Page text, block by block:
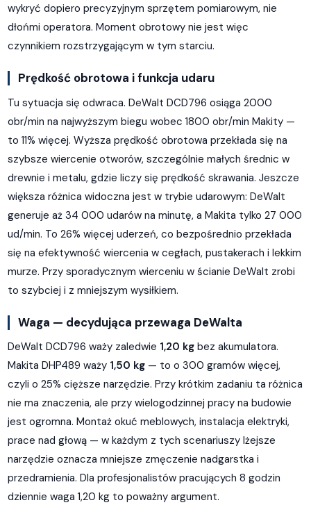
wykryć dopiero precyzyjnym sprzętem pomiarowym, nie
dłońmi operatora. Moment obrotowy nie jest więc
czynnikiem rozstrzygającym w tym starciu.
Prędkość obrotowa i funkcja udaru
Tu sytuacja się odwraca. DeWalt DCD796 osiąga 2000
obr/min na najwyższym biegu wobec 1800 obr/min Makity —
to 11% więcej. Wyższa prędkość obrotowa przekłada się na
szybsze wiercenie otworów, szczególnie małych średnic w
drewnie i metalu, gdzie liczy się prędkość skrawania. Jeszcze
większa różnica widoczna jest w trybie udarowym: DeWalt
generuje aż 34 000 udarów na minutę, a Makita tylko 27 000
ud/min. To 26% więcej uderzeń, co bezpośrednio przekłada
się na efektywność wiercenia w cegłach, pustakerach i lekkim
murze. Przy sporadycznym wierceniu w ścianie DeWalt zrobi
to szybciej i z mniejszym wysiłkiem.
Waga — decydująca przewaga DeWalta
DeWalt DCD796 waży zaledwie 1,20 kg bez akumulatora.
Makita DHP489 waży 1,50 kg — to o 300 gramów więcej,
czyli o 25% cięższe narzędzie. Przy krótkim zadaniu ta różnica
nie ma znaczenia, ale przy wielogodzinnej pracy na budowie
jest ogromna. Montaż okuć meblowych, instalacja elektryki,
prace nad głową — w każdym z tych scenariuszy lżejsze
narzędzie oznacza mniejsze zmęczenie nadgarstka i
przedramienia. Dla profesjonalistów pracujących 8 godzin
dziennie waga 1,20 kg to poważny argument.